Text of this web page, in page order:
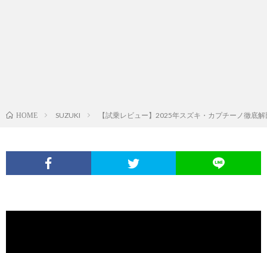
HOME SUZUKI 【試乗レビュー】2025年スズキ・カプチーノ徹底